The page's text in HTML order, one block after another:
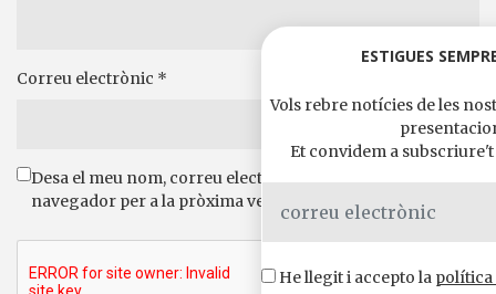
Correu electrònic *
Desa el meu nom, correu electrònic i lloc web en aquest
navegador per a la pròxima vegada que comenti.
ESTIGUES
Vols rebre notícies de les
Et convidem a
He llegit i accepto la política